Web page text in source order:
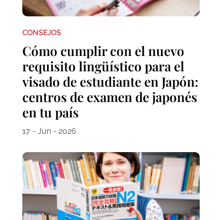
CONSEJOS
Cómo cumplir con el nuevo
requisito lingüístico para el
visado de estudiante en Japón:
centros de examen de japonés
en tu país
17 - Jun - 2026